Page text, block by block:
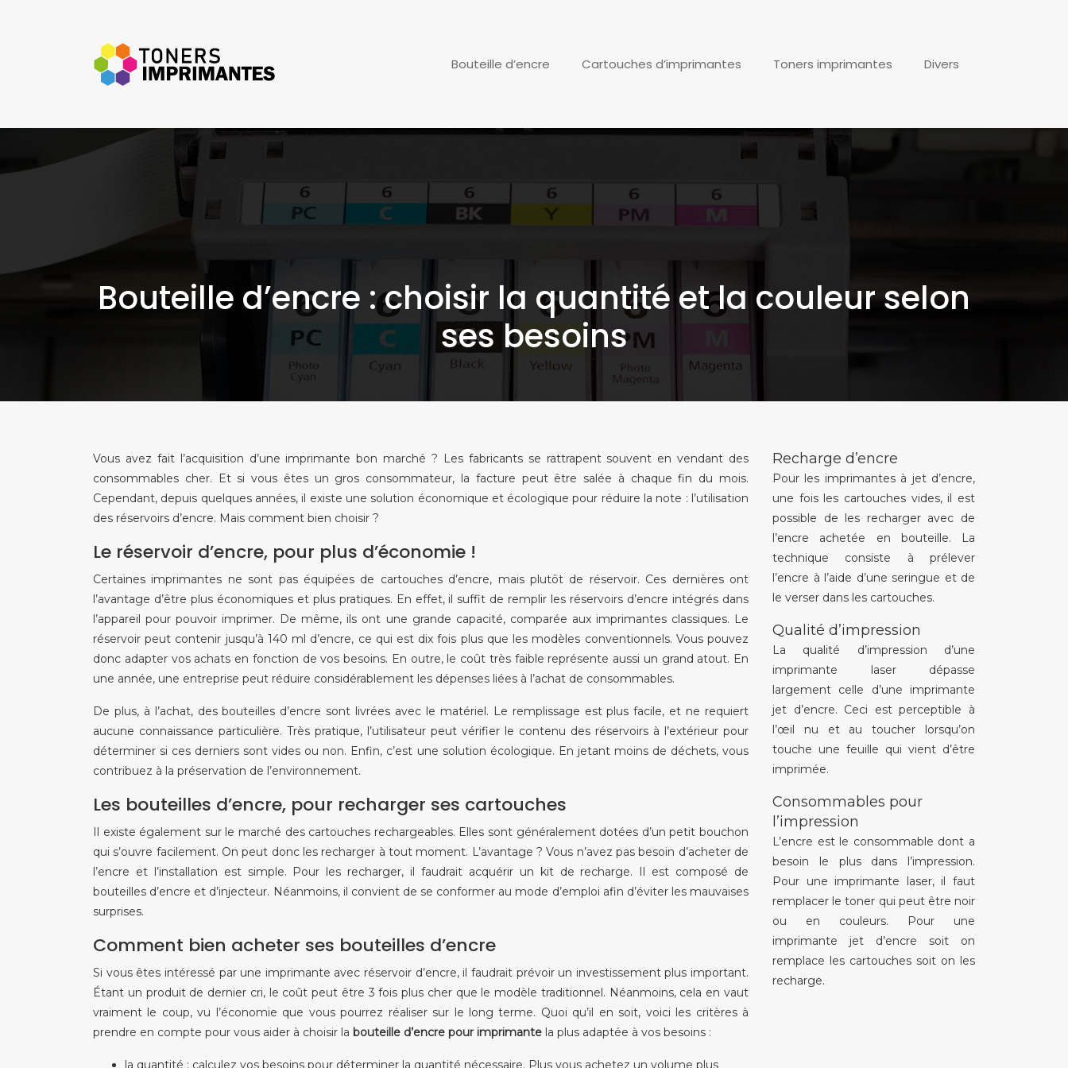
Bouteille d’encre Cartouches d’imprimantes Toners imprimantes Divers
Bouteille d’encre : choisir la quantité et la couleur selon
ses besoins
Vous avez fait l’acquisition d’une imprimante bon marché ? Les fabricants se rattrapent souvent en vendant des
consommables cher. Et si vous êtes un gros consommateur, la facture peut être salée à chaque fin du mois.
Cependant, depuis quelques années, il existe une solution économique et écologique pour réduire la note : l’utilisation
des réservoirs d’encre. Mais comment bien choisir ?
Le réservoir d’encre, pour plus d’économie !
Certaines imprimantes ne sont pas équipées de cartouches d’encre, mais plutôt de réservoir. Ces dernières ont
l’avantage d’être plus économiques et plus pratiques. En effet, il suffit de remplir les réservoirs d’encre intégrés dans
l’appareil pour pouvoir imprimer. De même, ils ont une grande capacité, comparée aux imprimantes classiques. Le
réservoir peut contenir jusqu’à 140 ml d’encre, ce qui est dix fois plus que les modèles conventionnels. Vous pouvez
donc adapter vos achats en fonction de vos besoins. En outre, le coût très faible représente aussi un grand atout. En
une année, une entreprise peut réduire considérablement les dépenses liées à l’achat de consommables.
De plus, à l’achat, des bouteilles d’encre sont livrées avec le matériel. Le remplissage est plus facile, et ne requiert
aucune connaissance particulière. Très pratique, l’utilisateur peut vérifier le contenu des réservoirs à l’extérieur pour
déterminer si ces derniers sont vides ou non. Enfin, c’est une solution écologique. En jetant moins de déchets, vous
contribuez à la préservation de l’environnement.
Les bouteilles d’encre, pour recharger ses cartouches
Il existe également sur le marché des cartouches rechargeables. Elles sont généralement dotées d’un petit bouchon
qui s’ouvre facilement. On peut donc les recharger à tout moment. L’avantage ? Vous n’avez pas besoin d’acheter de
l’encre et l’installation est simple. Pour les recharger, il faudrait acquérir un kit de recharge. Il est composé de
bouteilles d’encre et d’injecteur. Néanmoins, il convient de se conformer au mode d’emploi afin d’éviter les mauvaises
surprises.
Comment bien acheter ses bouteilles d’encre
Si vous êtes intéressé par une imprimante avec réservoir d’encre, il faudrait prévoir un investissement plus important.
Étant un produit de dernier cri, le coût peut être 3 fois plus cher que le modèle traditionnel. Néanmoins, cela en vaut
vraiment le coup, vu l’économie que vous pourrez réaliser sur le long terme. Quoi qu’il en soit, voici les critères à
prendre en compte pour vous aider à choisir la bouteille d’encre pour imprimante la plus adaptée à vos besoins :
la quantité : calculez vos besoins pour déterminer la quantité nécessaire. Plus vous achetez un volume plus
Recharge d’encre
Pour les imprimantes à jet d’encre,
une fois les cartouches vides, il est
possible de les recharger avec de
l’encre achetée en bouteille. La
technique consiste à prélever
l’encre à l’aide d’une seringue et de
le verser dans les cartouches.
Qualité d’impression
La qualité d’impression d’une
imprimante laser dépasse
largement celle d’une imprimante
jet d’encre. Ceci est perceptible à
l’œil nu et au toucher lorsqu’on
touche une feuille qui vient d’être
imprimée.
Consommables pour
l’impression
L’encre est le consommable dont a
besoin le plus dans l’impression.
Pour une imprimante laser, il faut
remplacer le toner qui peut être noir
ou en couleurs. Pour une
imprimante jet d’encre soit on
remplace les cartouches soit on les
recharge.